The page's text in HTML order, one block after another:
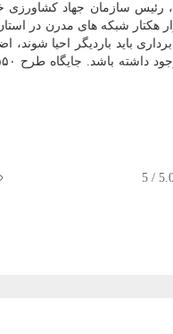
رئیس سازمان جهاد کشاورزی
برداری شالوده بخش کشاورزی است، اظهار داشت: حدود ۵۰۰
باید باردیگر احیا
/
5